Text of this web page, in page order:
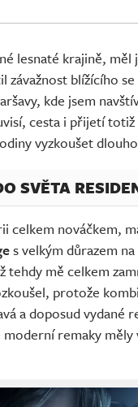
lesnaté krajině,
závažnost blížícího
kde jsem
cesta i přijetí
vyzkoušet
SVĚTA
celkem nováčkem,
s velkým důrazem
tehdy mě celkem
protože
a doposud vydané
remaky